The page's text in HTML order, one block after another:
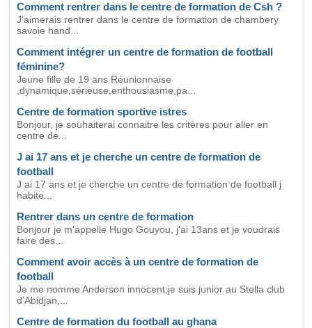
Comment rentrer dans le centre de formation de Csh ?
J'aimerais rentrer dans le centre de formation de chambery
savoie hand...
Comment intégrer un centre de formation de football
féminine?
Jeune fille de 19 ans Réunionnaise
,dynamique,sérieuse,enthousiasme,pa...
Centre de formation sportive istres
Bonjour, je souhaiterai connaitre les critères pour aller en
centre de...
J ai 17 ans et je cherche un centre de formation de
football
J ai 17 ans et je cherche un centre de formation de football j
habite...
Rentrer dans un centre de formation
Bonjour je m'appelle Hugo Gouyou, j'ai 13ans et je voudrais
faire des...
Comment avoir accès à un centre de formation de
football
Je me nomme Anderson innocent;je suis junior au Stella club
d’Abidjan,...
Centre de formation du football au ghana